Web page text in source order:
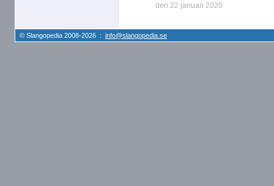
den 22 januari 2020
© Slangopedia 2008-2026 : info@slangopedia.se